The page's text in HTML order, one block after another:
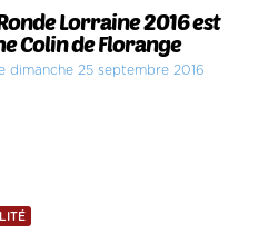
Lorraine 2016 est
Colin de Florange
dimanche 25 septembre 2016